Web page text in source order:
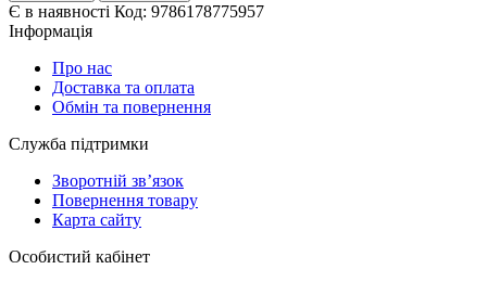
Є в наявності Код: 9786178775957
Інформація
Про нас
Доставка та оплата
Обмін та повернення
Служба підтримки
Зворотній зв’язок
Повернення товару
Карта сайту
Особистий кабінет